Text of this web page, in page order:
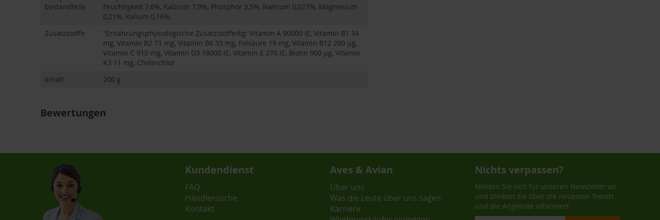
bestandteile
Feuchtigkeit 7,6%, Kalzium 7,9%, Phosphor 3,5%, Natrium 0,027%, Magnesium
0,21%, Kalium 0,16%.
Zusatzstoffe
"Ernährungsphysiologische Zusatzstoffe/kg: Vitamin A 90000 IE, Vitamin B1 34
mg, Vitamin B2 71 mg, Vitamin B6 33 mg, Folsäure 19 mg, Vitamin B12 280 µg,
Vitamin C 910 mg, Vitamin D3 18000 IE, Vitamin E 270 IE, Biotin 900 µg, Vitamin
K3 11 mg, Cholinchlor
Inhalt
200 g
Bewertungen
Kundendienst
FAQ
Händlersuche
Kontakt
Aves & Avian
Über uns
Was die Leute über uns sagen
Karriere
Nichts verpassen?
Melden Sie sich für unseren Newsletter an
und bleiben Sie über die neuesten Trends
und die Angebote informiert